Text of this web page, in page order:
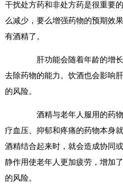
干扰处方药和非处方药是很重要
么减少，要么增强药物的预期效
有酒精了。
肝功能会随着年龄的增长
去除药物的能力。饮酒也会影响
的风险。
酒精与老年人服用的药物
疗血压、抑郁和疼痛的药物本身
酒精结合起来时，就会造成协同
静作用使老年人更加疲劳，增加
的风险。